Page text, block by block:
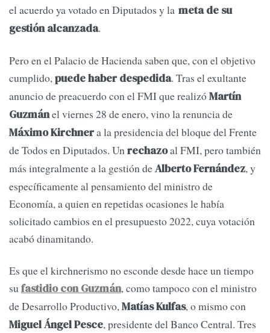
el acuerdo ya votado en Diputados y la meta de su
gestión alcanzada.
Pero en el Palacio de Hacienda saben que, con el objetivo
cumplido,puede haber despedida. Tras el exultante
anuncio de preacuerdo con el FMI que realizóMartín
Guzmánel viernes 28 de enero, vino la renuncia de
Máximo Kirchnera la presidencia del bloque del Frente
de Todos en Diputados. Unrechazoal FMI, pero también
más integralmente a la gestión deAlberto Fernández, y
específicamente al pensamiento del ministro de
Economía, a quien en repetidas ocasiones le había
solicitado cambios en el presupuesto 2022, cuya votación
acabó dinamitando.
Es que el kirchnerismo no esconde desde hace un tiempo
sufastidio con Guzmán, como tampoco con el ministro
de Desarrollo Productivo,Matías Kulfas, o mismo con
Miguel Ángel Pesce, presidente del Banco Central. Tres